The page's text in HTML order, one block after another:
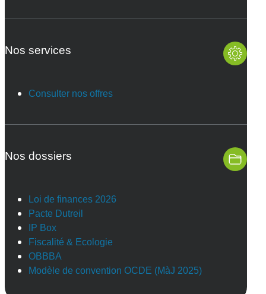
Nos services
Consulter nos offres
Nos dossiers
Loi de finances 2026
Pacte Dutreil
IP Box
Fiscalité & Ecologie
OBBBA
Modèle de convention OCDE (MàJ 2025)